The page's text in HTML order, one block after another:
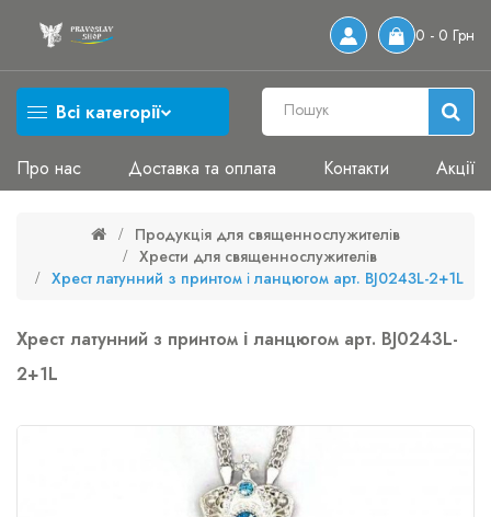
0 - 0 Грн
Всі категорії
Про нас Доставка та оплата Контакти Акції
Продукція для священнослужителів
Хрести для священнослужителів
Хрест латунний з принтом і ланцюгом арт. BJ0243L-2+1L
Хрест латунний з принтом і ланцюгом арт. BJ0243L-
2+1L